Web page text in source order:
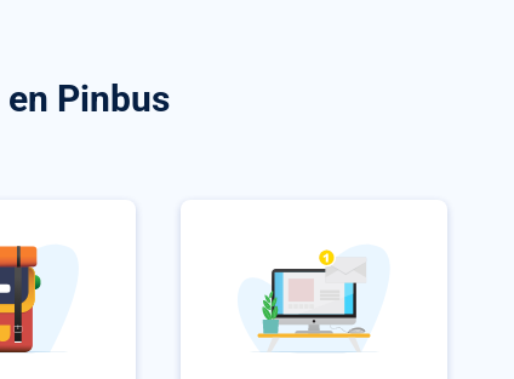
en Pinbus